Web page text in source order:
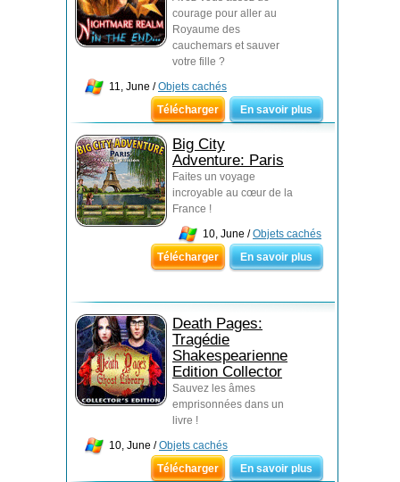
courage pour aller au
Royaume des
cauchemars et sauver
votre fille ?
11, June /Objets cachés
Télécharger
En savoir plus
Big City
Adventure: Paris
Faites un voyage
incroyable au cœur de la
France !
10, June /Objets cachés
Télécharger
En savoir plus
Death Pages:
Tragédie
Shakespearienne
Edition Collector
Sauvez les âmes
emprisonnées dans un
livre !
10, June /Objets cachés
Télécharger
En savoir plus